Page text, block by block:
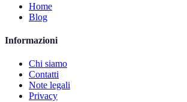
Home
Blog
Informazioni
Chi siamo
Contatti
Note legali
Privacy